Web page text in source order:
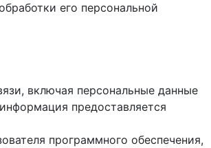
его персональной
включая персональные данные
предоставляется
программного обеспечения,